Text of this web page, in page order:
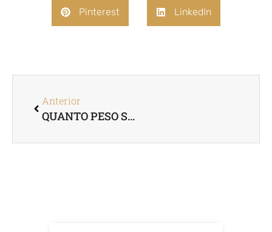
Pinterest LinkedIn
Anterior
QUANTO PESO SE PERDE COM O BALÃO GÁSTRICO